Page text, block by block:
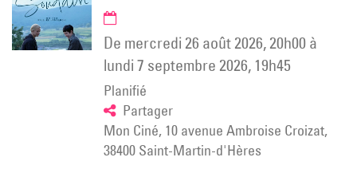
de mercredi 26 août 2026, 20h00 à
lundi 7 septembre 2026, 19h45
Planifié
Partager
Mon Ciné, 10 avenue Ambroise Croizat,
38400 Saint-Martin-d'Hères